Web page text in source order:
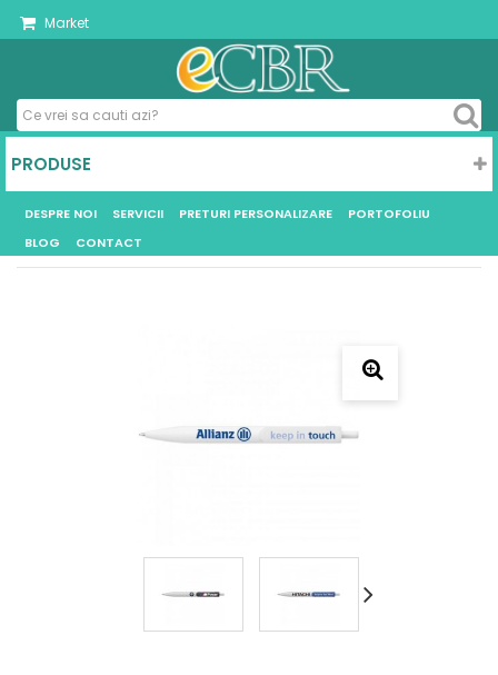
Market
PRODUSE
DESPRE NOI SERVICII PRETURI PERSONALIZARE
PORTOFOLIU
BLOG
CONTACT